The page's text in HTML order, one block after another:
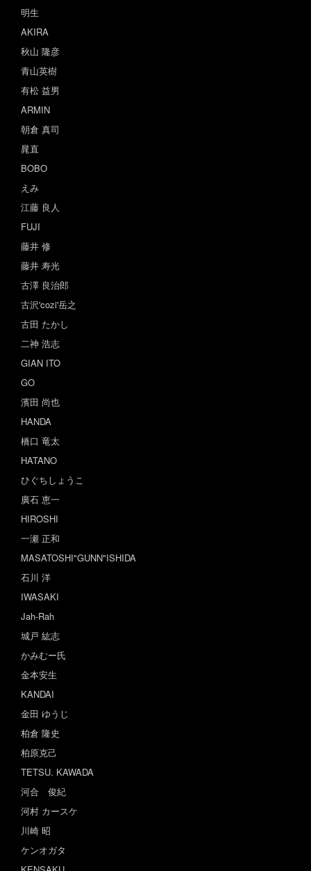
明生
AKIRA
秋山 隆彦
青山英樹
有松 益男
ARMIN
朝倉 真司
晁直
BOBO
えみ
江藤 良人
FUJI
藤井 修
藤井 寿光
古澤 良治郎
古沢'cozi'岳之
古田 たかし
二神 浩志
GIAN ITO
GO
濱田 尚也
HANDA
橋口 竜太
HATANO
ひぐちしょうこ
廣石 恵一
HIROSHI
一瀬 正和
MASATOSHI"GUNN"ISHIDA
石川 洋
IWASAKI
Jah-Rah
城戸 紘志
かみむー氏
金本安生
KANDAI
金田 ゆうじ
柏倉 隆史
柏原克己
TETSU. KAWADA
河合 俊紀
河村 カースケ
川崎 昭
ケンオガタ